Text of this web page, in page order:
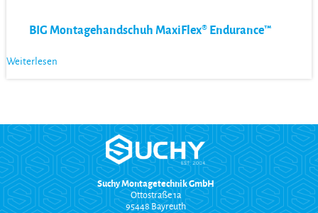
BIG Montagehandschuh MaxiFlex® Endurance™
Weiterlesen
Suchy Montagetechnik GmbH
Ottostraße 1a
95448 Bayreuth